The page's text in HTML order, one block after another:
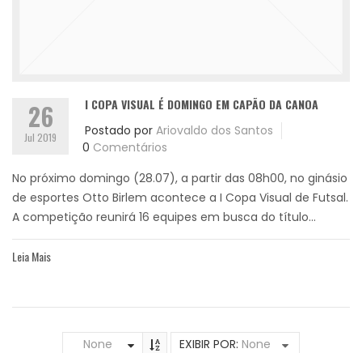
26
Jul 2019
I COPA VISUAL É DOMINGO EM CAPÃO DA CANOA
Postado por Ariovaldo dos Santos
0 Comentários
No próximo domingo (28.07), a partir das 08h00, no ginásio
de esportes Otto Birlem acontece a I Copa Visual de Futsal.
A competição reunirá 16 equipes em busca do título...
Leia Mais
None EXIBIR POR: None